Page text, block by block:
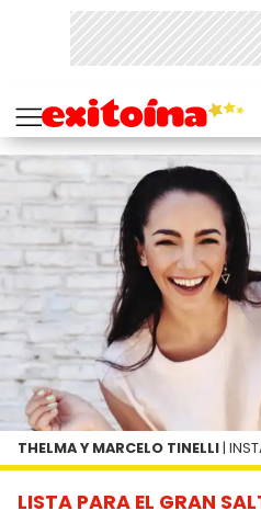
LISTA PARA EL GRAN
THELMA Y MARCELO TINELLI |